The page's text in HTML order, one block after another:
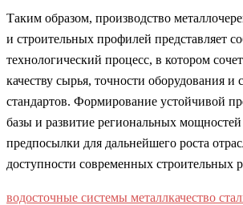
Таким образом, производство
и строительных профилей представляет
технологический процесс, в котором
качеству сырья, точности оборудования
стандартов. Формирование устойчивой
базы и развитие региональных
предпосылки для дальнейшего роста
доступности современных строительных
водосточные системы металлкачество